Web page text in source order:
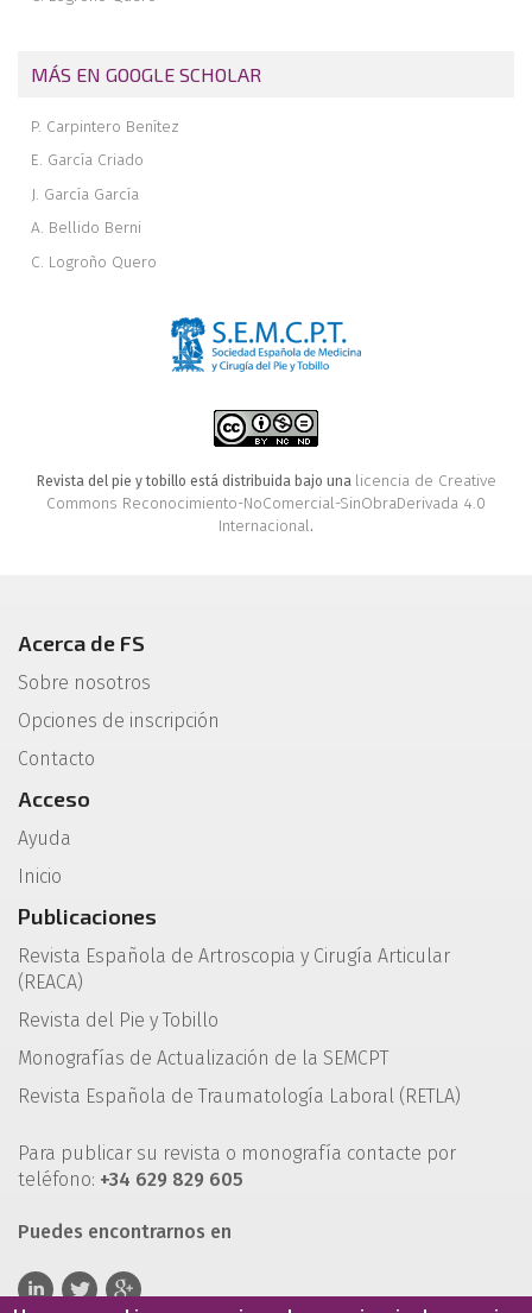
MÁS EN GOOGLE SCHOLAR
P. Carpintero Benítez
E. García Criado
J. García García
A. Bellido Berni
C. Logroño Quero
Revista del pie y tobillo está distribuida bajo una licencia de Creative
Commons Reconocimiento-NoComercial-SinObraDerivada 4.0
Internacional.
Acerca de FS
Sobre nosotros
Opciones de inscripción
Contacto
Acceso
Ayuda
Inicio
Publicaciones
Revista Española de Artroscopia y Cirugía Articular
(REACA)
Revista del Pie y Tobillo
Monografías de Actualización de la SEMCPT
Revista Española de Traumatología Laboral (RETLA)
Para publicar su revista o monografía contacte por
teléfono: +34 629 829 605
Puedes encontrarnos en